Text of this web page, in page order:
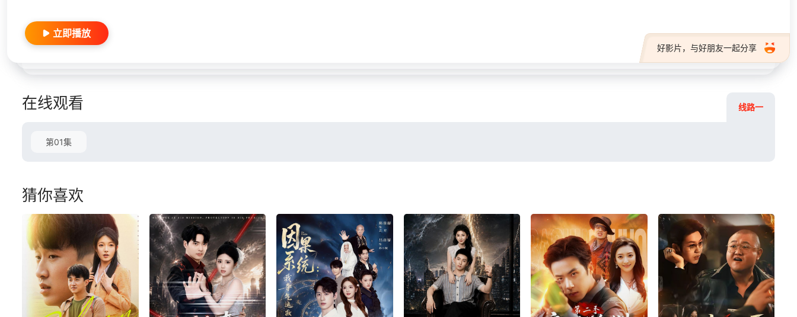
好影片，与好朋友一起分享
立即播放
在线观看 线路一
第01集
猜你喜欢